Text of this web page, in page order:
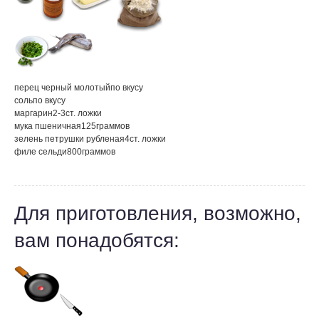
перец черный молотыйпо вкусу
сольпо вкусу
маргарин2-3ст. ложки
мука пшеничная125граммов
зелень петрушки рубленая4ст. ложки
филе сельди800граммов
Для приготовления, возможно,
вам понадобятся: